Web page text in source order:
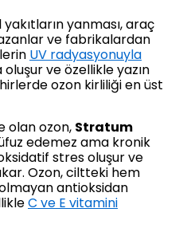
yakıtların yanması, araç
ve fabrikalardan
UV radyasyonuyla
ve özellikle yazın
ozon kirliliği en üst
olan ozon, Stratum
edemez ama kronik
stres oluşur ve
Ozon, ciltteki hem
antioksidan
C ve E vitamini